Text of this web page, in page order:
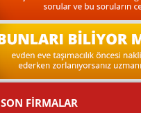
SON FİRMALAR